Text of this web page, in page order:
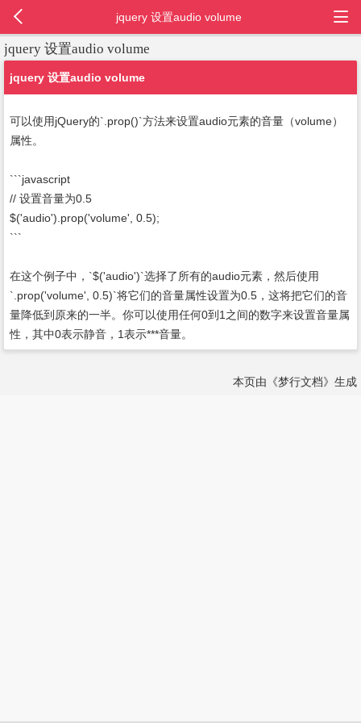
jquery 设置audio volume
jquery 设置audio volume
可以使用jQuery的`.prop()`方法来设置audio元素的音量（volume）
属性。
```javascript
// 设置音量为0.5
$('audio').prop('volume', 0.5);
```
在这个例子中，`$('audio')`选择了所有的audio元素，然后使用
`.prop('volume', 0.5)`将它们的音量属性设置为0.5，这将把它们的音
量降低到原来的一半。你可以使用任何0到1之间的数字来设置音量属
性，其中0表示静音，1表示***音量。
本页由《梦行文档》生成
jquery 设置audio volume